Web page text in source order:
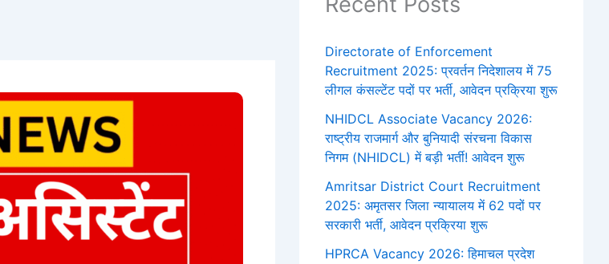
Directorate of Enforcement
Recruitment 2025: प्रवर्तन निदेशालय में 75
लीगल कंसल्टेंट पदों पर भर्ती, आवेदन प्रक्रिया शुरू
NHIDCL Associate Vacancy 2026:
राष्ट्रीय राजमार्ग और बुनियादी संरचना विकास
निगम (NHIDCL) में बड़ी भर्ती! आवेदन शुरू
Amritsar District Court Recruitment
2025: अमृतसर जिला न्यायालय में 62 पदों पर
सरकारी भर्ती, आवेदन प्रक्रिया शुरू
HPRCA Vacancy 2026: हिमाचल प्रदेश